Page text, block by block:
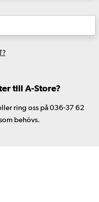
till A-Store?
ring oss på 036-37 62
behövs.